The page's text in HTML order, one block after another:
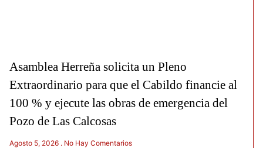
Asamblea Herreña solicita un Pleno
Extraordinario para que el Cabildo financie al
100 % y ejecute las obras de emergencia del
Pozo de Las Calcosas
Agosto 5, 2026 No Hay Comentarios